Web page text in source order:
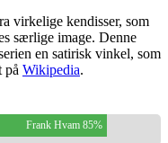
virkelige kendisser, som
særlige image. Denne
en satirisk vinkel, som
på Wikipedia.
Frank Hvam 85%